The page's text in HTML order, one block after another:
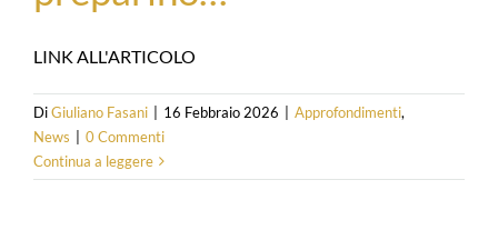
LINK ALL'ARTICOLO
DiGiuliano Fasani | 16 Febbraio 2026 | Approfondimenti,
News | 0 Commenti
Continua a leggere